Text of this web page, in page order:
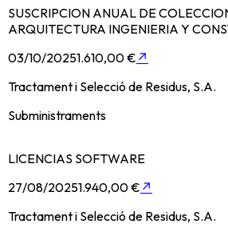
SUSCRIPCION ANUAL DE
ARQUITECTURA INGENIERIA Y
03/10/20251.610,00 € ↗
Tractament i Selecció de Residus, S.A.
Subministraments
LICENCIAS SOFTWARE
27/08/20251.940,00 € ↗
Tractament i Selecció de Residus, S.A.